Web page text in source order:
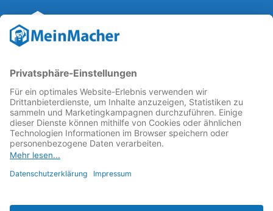
Reparatur Revolution
MeinMacher ist eine Marke derVangerow GmbH↗. Diese
kämpft als Gründungsmitglied desRunden Tisch
Reparatur↗ für eineReparatur Revolution↗ und bessere
Reparaturbedingungen: Für Produkte, die sich gut
reparieren lassen, für günstigere Ersatzteile und den
Erhalt der reparierenden Betriebe und des Reparatur-
Know-hows in Deutschland.